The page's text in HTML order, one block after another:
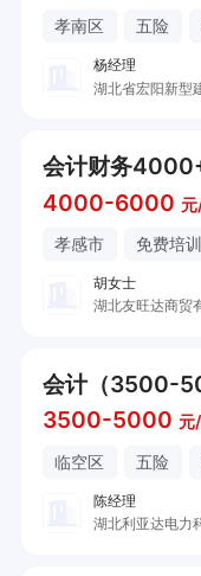
孝南区 五险
杨经理
湖北省宏阳新型
会计财务
4000-6000 元
孝感市 免费培训
胡女士
湖北友旺达商贸
会计（3500-
3500-5000 元
临空区 五险
陈经理
湖北利亚达电力